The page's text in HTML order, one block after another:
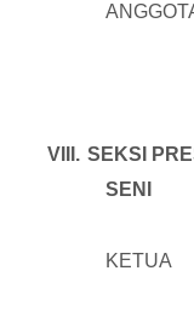
VIII. SEKSI
SENI
KETUA